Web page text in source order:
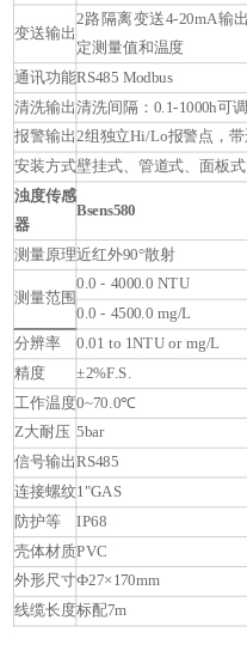
变送输出
2路隔离变送4-20mA输
定测量值和温度
通讯功能RS485 Modbus
清洗输出清洗间隔：0.1-1000h可
报警输出2组独立Hi/Lo报警点，
安装方式壁挂式、管道式、面板式
浊度传感
器
Bsens580
测量原理近红外90°散射
测量范围
0.0 - 4000.0 NTU
0.0 - 4500.0 mg/L
分辨率 0.01 to 1NTU or mg/L
精度
±2%F.S.
工作温度0~70.0℃
Z大耐压 5bar
信号输出RS485
连接螺纹1"GAS
防护等 IP68
壳体材质PVC
外形尺寸Ф27×170mm
线缆长度标配7m